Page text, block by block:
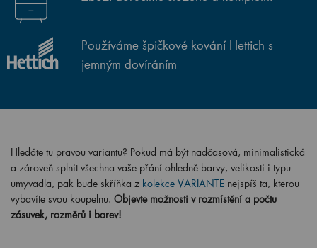
Používáme špičkové kování Hettich s
jemným dovíráním
Hledáte tu pravou variantu? Pokud má být nadčasová, minimalistická
a zároveň splnit všechna vaše přání ohledně barvy, velikosti i typu
umyvadla, pak bude skříňka z kolekce VARIANTE nejspíš ta, kterou
vybavíte svou koupelnu. Objevte možnosti v rozmístění a počtu
zásuvek, rozměrů i barev!